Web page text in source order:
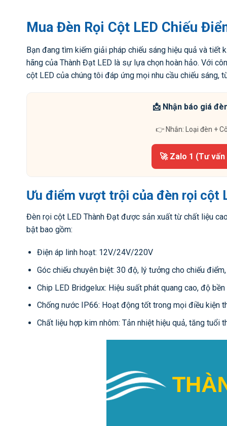
Mua Đèn Rọi Cột LED Chiếu
Bạn đang tìm kiếm giải pháp chiếu sáng hiệu quả và
hãng của Thành Đạt LED là sự lựa chọn hoàn hảo. Với
cột LED của chúng tôi đáp ứng mọi nhu cầu chiếu sáng,
📩 Nhận báo giá
👉 Nhắn: Loại đèn +
🚀 Zalo 1 (Tư
Ưu điểm vượt trội của đèn rọi cột
Đèn rọi cột LED Thành Đạt được sản xuất từ chất liệu
bật bao gồm:
Điện áp linh hoạt: 12V/24V/220V
Góc chiếu chuyên biệt: 30 độ, lý tưởng cho chiếu điểm,
Chip LED Bridgelux: Hiệu suất phát quang cao, độ
Chống nước IP66: Hoạt động tốt trong mọi điều kiện
Chất liệu hợp kim nhôm: Tản nhiệt hiệu quả, tăng tuổi